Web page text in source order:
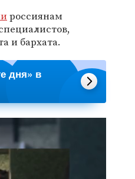
россиянам
и бархата.
дня» в